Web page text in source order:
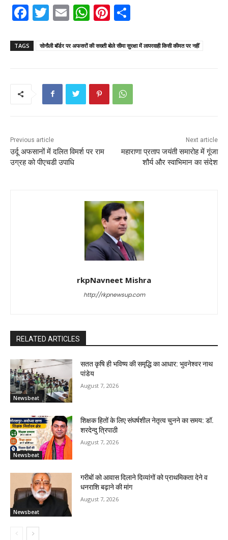
F
a
c
T
w
itt
E
m
ai
W
h
a
p
p
Pi
nt
er ar
TAGS सोनौली बॉर्डर पर अफसरों की सख्ती बोले सीमा सुरक्षा में लापरवाही किसी कीमत पर नहीं
Previous article
उर्दू अफसानों में दलित विमर्श पर राम
उग्रह को पीएचडी उपाधि
Next article
महाराणा प्रताप जयंती समारोह में गूंजा
शौर्य और स्वाभिमान का संदेश
rkpNavneet Mishra
http://rkpnewsup.com
RELATED ARTICLES
Newsbeat
सतत कृषि ही भविष्य की समृद्धि का आधार: भुवनेश्वर नाथ
पांडेय
August 7, 2026
Newsbeat
शिक्षक हितों के लिए संघर्षशील नेतृत्व चुनने का समय: डॉ.
शरदेन्दु त्रिपाठी
August 7, 2026
Newsbeat
गरीबों को आवास दिलाने दिव्यांगों को प्राथमिकता देने व
धनराशि बढ़ाने की मांग
August 7, 2026